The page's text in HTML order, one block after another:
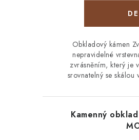
Obkladový kámen
nepravidelné
zvrásněním, který je
srovnatelný se skálou
Kamenný